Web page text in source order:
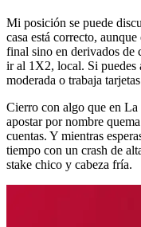
Mi posición se puede
casa está correcto,
final sino en derivados de
ir al 1X2, local. Si puedes
moderada o trabaja
Cierro con algo que en
apostar por nombre
cuentas. Y mientras
tiempo con un crash de
stake chico y cabeza fría.